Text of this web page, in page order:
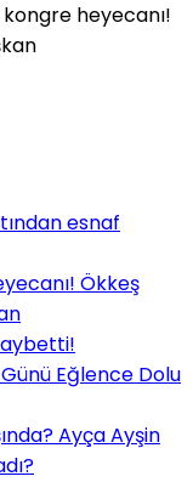
heyecanı!
esnaf
Ökkeş
Eğlence Dolu
Ayça Ayşin